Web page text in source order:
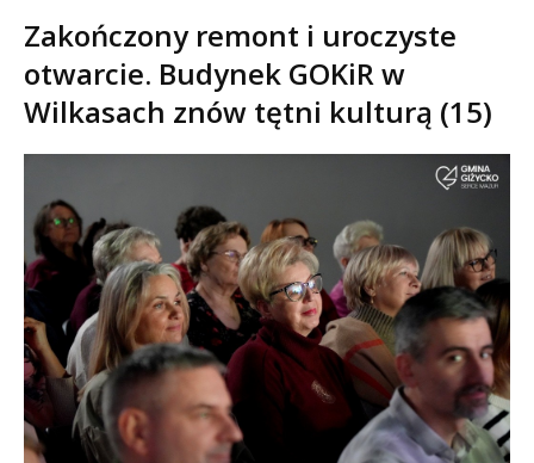
Zakończony remont i uroczyste
otwarcie. Budynek GOKiR w
Wilkasach znów tętni kulturą (15)